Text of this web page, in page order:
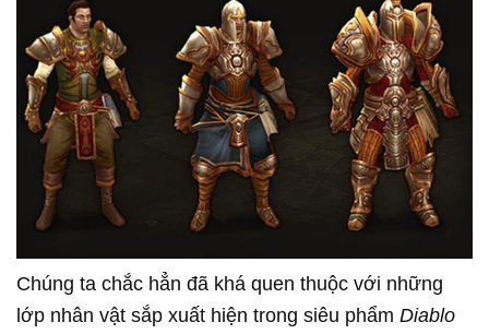
Chúng ta chắc hẳn đã khá quen thuộc với những
lớp nhân vật sắp xuất hiện trong siêu phẩm Diablo